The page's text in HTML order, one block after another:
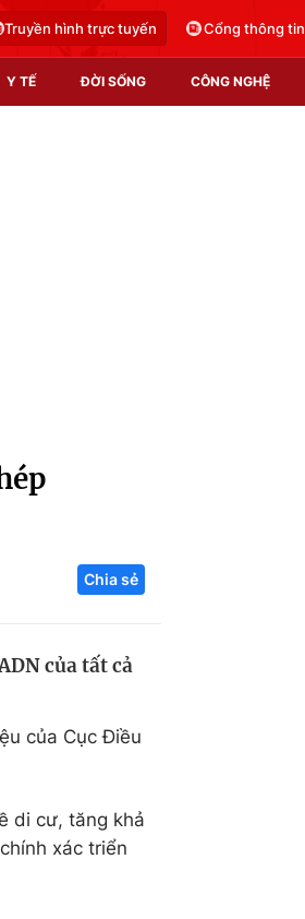
Truyền hình trực tuyến Cổng thông tin
Y TẾ ĐỜI SỐNG CÔNG NGHỆ
Infographic
Công nghệ
Sản phẩm
Chia sẻ
của tất cả
của Cục Điều
di cư, tăng khả
xác triển